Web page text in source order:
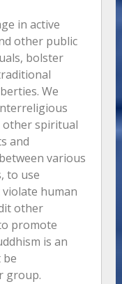
in active
other public
bolster
We
other spiritual
and
various
to use
human
other
promote
is an
be
group.